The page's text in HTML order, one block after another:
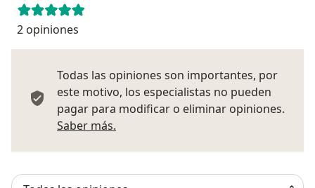
2 opiniones
Todas las opiniones son importantes, por
este motivo, los especialistas no pueden
pagar para modificar o eliminar opiniones.
Saber más.